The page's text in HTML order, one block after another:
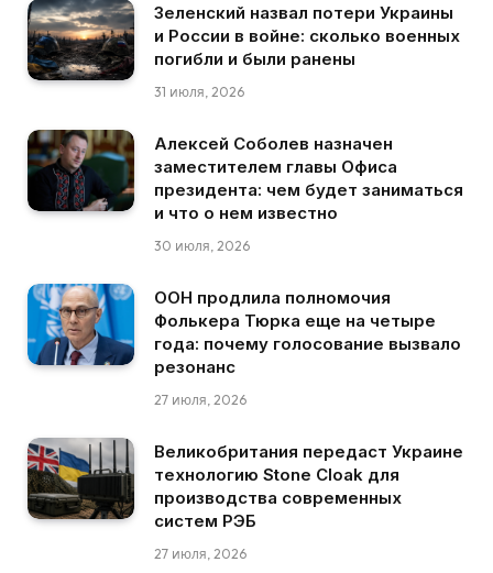
Зеленский назвал потери Украины
и России в войне: сколько военных
погибли и были ранены
31 июля, 2026
Алексей Соболев назначен
заместителем главы Офиса
президента: чем будет заниматься
и что о нем известно
30 июля, 2026
ООН продлила полномочия
Фолькера Тюрка еще на четыре
года: почему голосование вызвало
резонанс
27 июля, 2026
Великобритания передаст Украине
технологию Stone Cloak для
производства современных
систем РЭБ
27 июля, 2026